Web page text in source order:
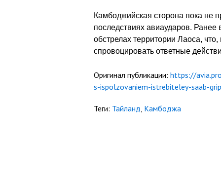
Камбоджийская сторона пока не
последствиях авиаударов.
обстрелах территории Лаоса,
спровоцировать ответные
Оригинал публикации: https://
s-ispolzovaniem-istrebiteley-saab-
Теги: Тайланд, Камбоджа